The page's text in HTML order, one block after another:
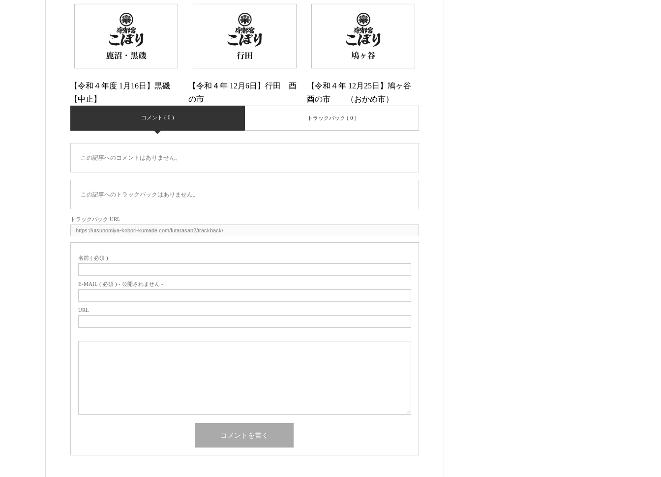
【令和４年度 1月16日】黒磯
【中止】
【令和４年 12月6日】行田 酉
の市
【令和４年 12月25日】鳩ヶ谷
酉の市 （おかめ市）
コメント ( 0 ) トラックバック ( 0 )
この記事へのコメントはありません。
この記事へのトラックバックはありません。
トラックバック URL
名前 ( 必須 )
E-MAIL ( 必須 ) - 公開されません -
URL